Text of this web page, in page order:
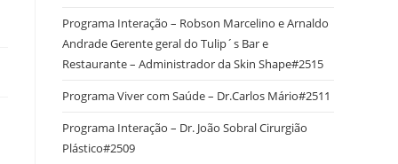
Programa Interação – Robson Marcelino e Arnaldo
Andrade Gerente geral do Tulip´s Bar e
Restaurante – Administrador da Skin Shape#2515
Programa Viver com Saúde – Dr.Carlos Mário#2511
Programa Interação – Dr. João Sobral Cirurgião
Plástico#2509